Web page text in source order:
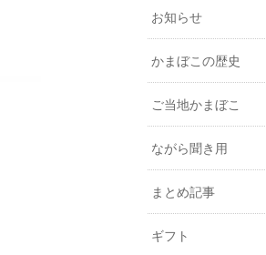
お知らせ
かまぼこの歴史
ご当地かまぼこ
ながら聞き用
まとめ記事
ギフト